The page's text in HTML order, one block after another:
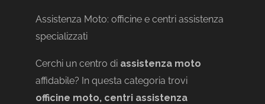
Assistenza Moto: officine e centri assistenza
specializzati
Cerchi un centro di assistenza moto
affidabile? In questa categoria trovi
officine moto, centri assistenza